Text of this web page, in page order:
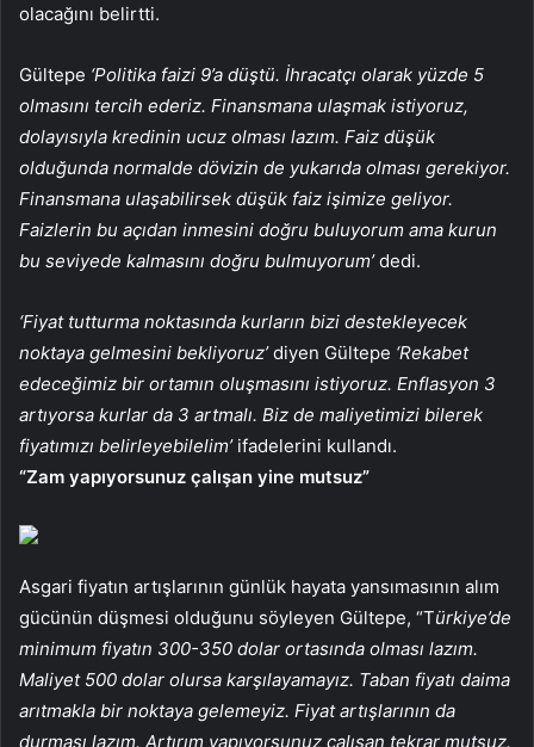
olacağını belirtti.
Gültepe ‘Politika faizi 9’a düştü. İhracatçı olarak yüzde 5
olmasını tercih ederiz. Finansmana ulaşmak istiyoruz,
dolayısıyla kredinin ucuz olması lazım. Faiz düşük
olduğunda normalde dövizin de yukarıda olması gerekiyor.
Finansmana ulaşabilirsek düşük faiz işimize geliyor.
Faizlerin bu açıdan inmesini doğru buluyorum ama kurun
bu seviyede kalmasını doğru bulmuyorum’dedi.
‘Fiyat tutturma noktasında kurların bizi destekleyecek
noktaya gelmesini bekliyoruz’diyen Gültepe ‘Rekabet
edeceğimiz bir ortamın oluşmasını istiyoruz. Enflasyon 3
artıyorsa kurlar da 3 artmalı. Biz de maliyetimizi bilerek
fiyatımızı belirleyebilelim’ ifadelerini kullandı.
“Zam yapıyorsunuz çalışan yine mutsuz”
Asgari fiyatın artışlarının günlük hayata yansımasının alım
gücünün düşmesi olduğunu söyleyen Gültepe, “Türkiye’de
minimum fiyatın 300-350 dolar ortasında olması lazım.
Maliyet 500 dolar olursa karşılayamayız. Taban fiyatı daima
arıtmakla bir noktaya gelemeyiz. Fiyat artışlarının da
durması lazım. Artırım yapıyorsunuz çalışan tekrar mutsuz.